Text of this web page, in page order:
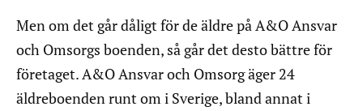
Men om det går dåligt för de äldre på A&O Ansvar
och Omsorgs boenden, så går det desto bättre för
företaget. A&O Ansvar och Omsorg äger 24
äldreboenden runt om i Sverige, bland annat i